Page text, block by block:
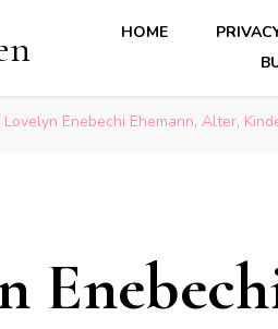
HOME
Lovelyn Enebechi Ehemann, Alter,